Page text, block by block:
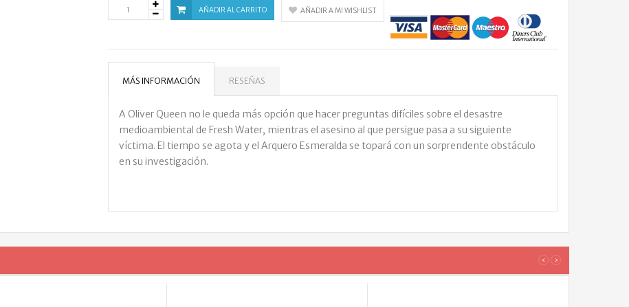
AÑADIR AL CARRITO AÑADIR A MI WISHLIST
MÁS INFORMACIÓN RESEÑAS
A Oliver Queen no le queda más opción que hacer preguntas difíciles sobre el desastre
medioambiental de Fresh Water, mientras el asesino al que persigue pasa a su siguiente
víctima. El tiempo se agota y el Arquero Esmeralda se topará con un sorprendente obstáculo
en su investigación.
‹ ›